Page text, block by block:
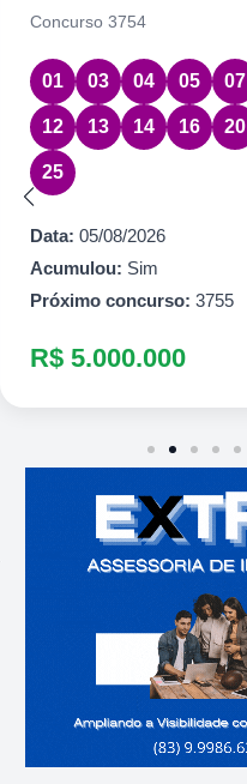
Concurso 3754
01 03 04 05 07
12 13 14 16 20
25
Data: 05/08/2026
Acumulou: Sim
Próximo concurso: 3755
R$ 5.000.000